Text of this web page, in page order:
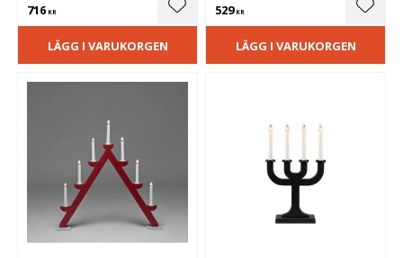
716 KR Lägg till i favoriter
LÄGG I VARUKORGEN
529KR
LÄGG I VARUKORGEN